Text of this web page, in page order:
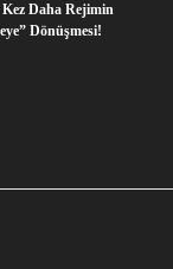
Daha Rejimin
Dönüşmesi!